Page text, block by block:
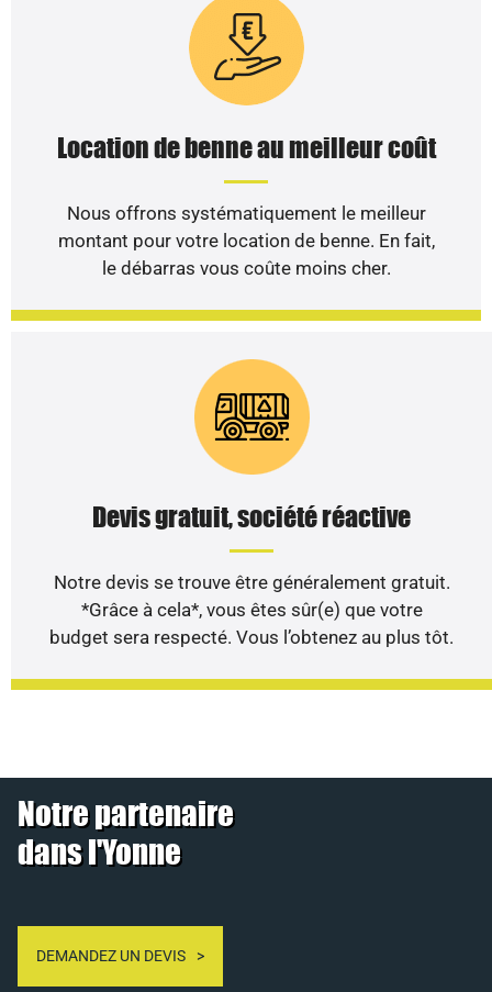
Location de benne au meilleur coût
Nous offrons systématiquement le meilleur
montant pour votre location de benne. En fait,
le débarras vous coûte moins cher.
Devis gratuit, société réactive
Notre devis se trouve être généralement gratuit.
*Grâce à cela*, vous êtes sûr(e) que votre
budget sera respecté. Vous l’obtenez au plus tôt.
Notre partenaire
dans l'Yonne
DEMANDEZ UN DEVIS